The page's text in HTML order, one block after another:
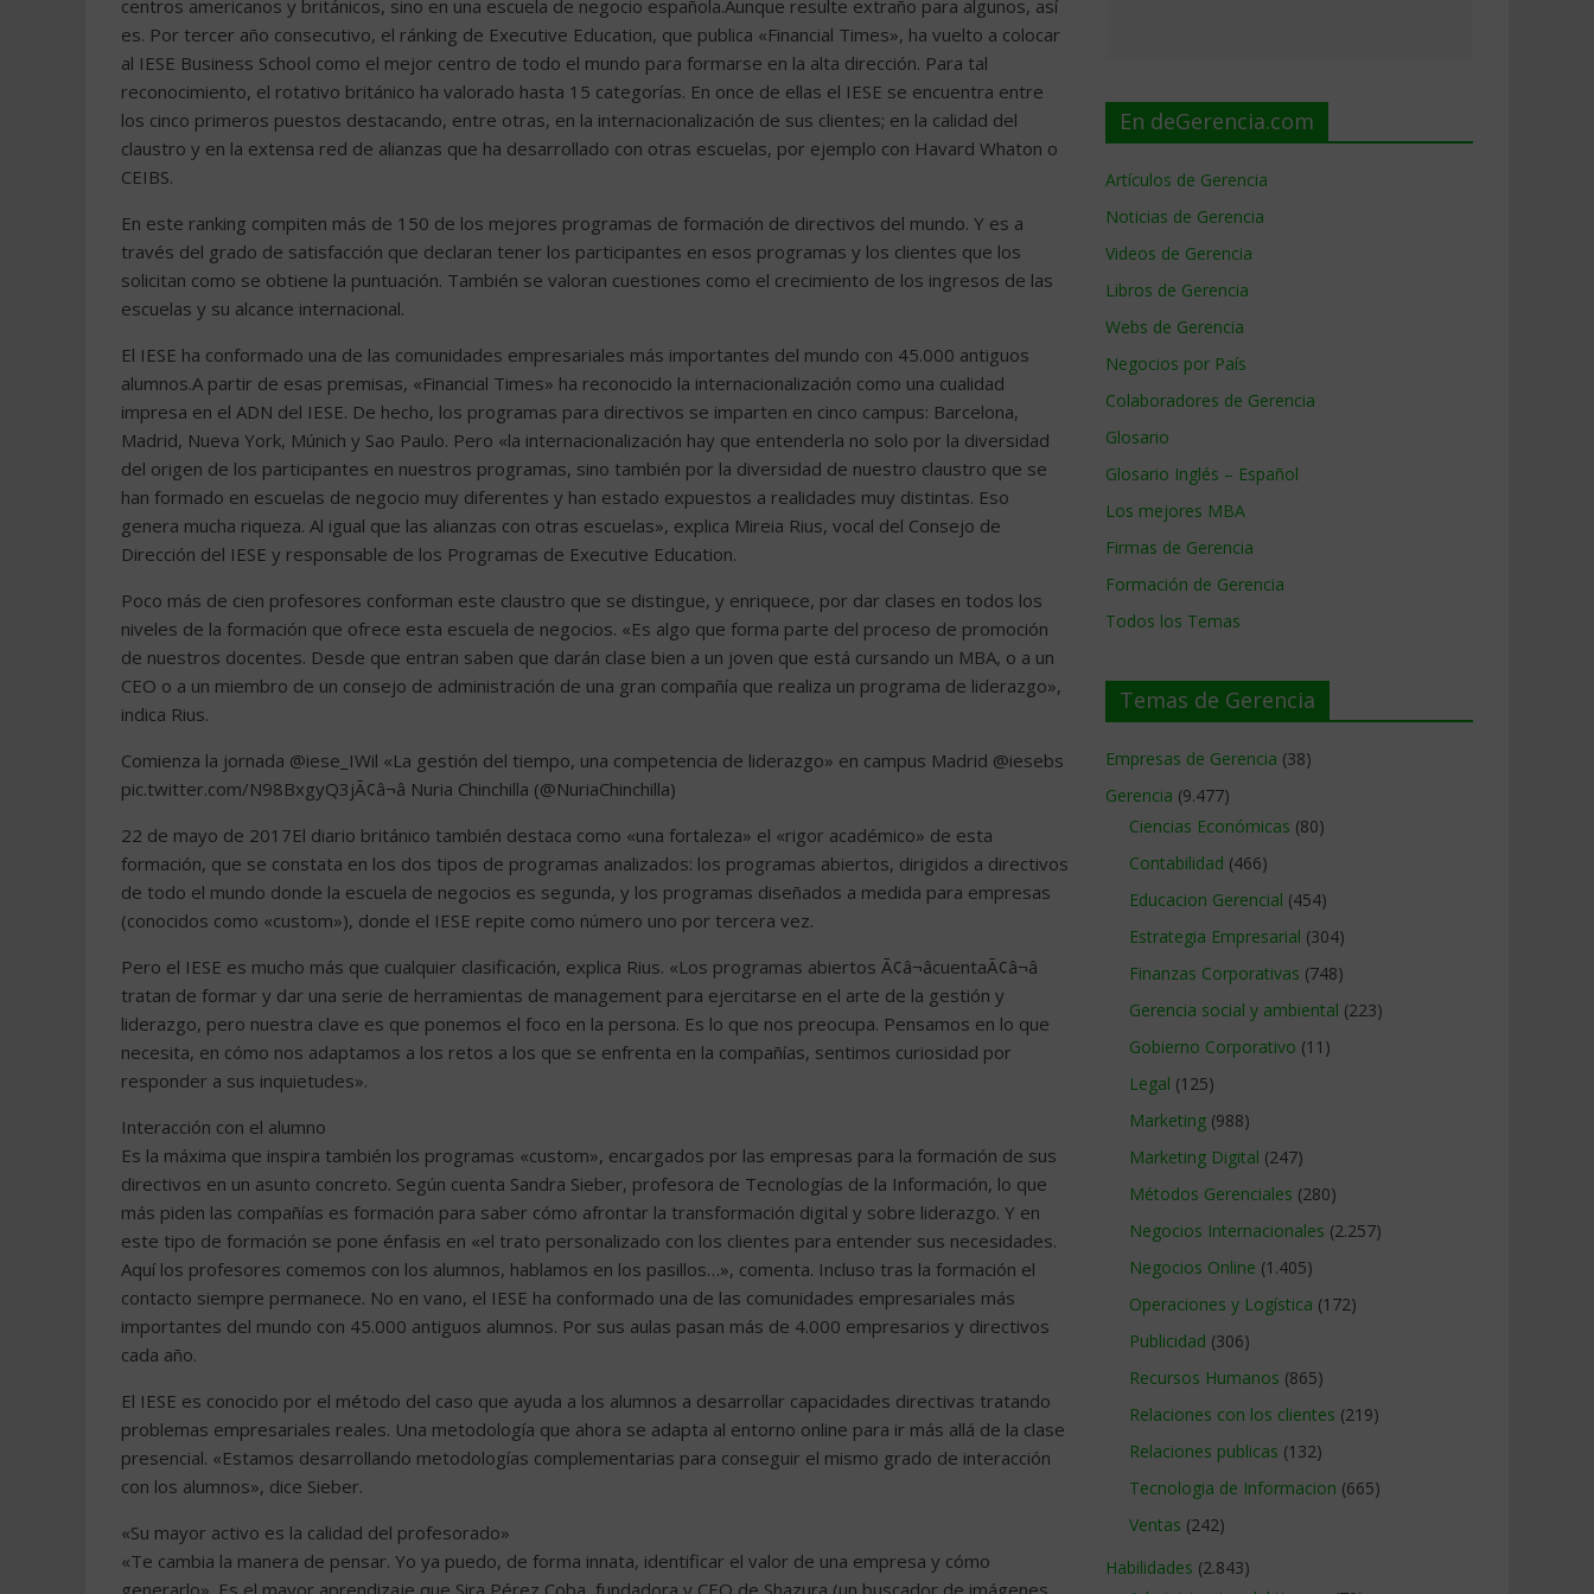
centros americanos y británicos, sino en una escuela de negocio española.Aunque resulte extraño para algunos, así
es. Por tercer año consecutivo, el ránking de Executive Education, que publica «Financial Times», ha vuelto a colocar
al IESE Business School como el mejor centro de todo el mundo para formarse en la alta dirección. Para tal
reconocimiento, el rotativo británico ha valorado hasta 15 categorías. En once de ellas el IESE se encuentra entre
los cinco primeros puestos destacando, entre otras, en la internacionalización de sus clientes; en la calidad del
claustro y en la extensa red de alianzas que ha desarrollado con otras escuelas, por ejemplo con Havard Whaton o
CEIBS.
En este ranking compiten más de 150 de los mejores programas de formación de directivos del mundo. Y es a
través del grado de satisfacción que declaran tener los participantes en esos programas y los clientes que los
solicitan como se obtiene la puntuación. También se valoran cuestiones como el crecimiento de los ingresos de las
escuelas y su alcance internacional.
El IESE ha conformado una de las comunidades empresariales más importantes del mundo con 45.000 antiguos
alumnos.A partir de esas premisas, «Financial Times» ha reconocido la internacionalización como una cualidad
impresa en el ADN del IESE. De hecho, los programas para directivos se imparten en cinco campus: Barcelona,
Madrid, Nueva York, Múnich y Sao Paulo. Pero «la internacionalización hay que entenderla no solo por la diversidad
del origen de los participantes en nuestros programas, sino también por la diversidad de nuestro claustro que se
han formado en escuelas de negocio muy diferentes y han estado expuestos a realidades muy distintas. Eso
genera mucha riqueza. Al igual que las alianzas con otras escuelas», explica Mireia Rius, vocal del Consejo de
Dirección del IESE y responsable de los Programas de Executive Education.
Poco más de cien profesores conforman este claustro que se distingue, y enriquece, por dar clases en todos los
niveles de la formación que ofrece esta escuela de negocios. «Es algo que forma parte del proceso de promoción
de nuestros docentes. Desde que entran saben que darán clase bien a un joven que está cursando un MBA, o a un
CEO o a un miembro de un consejo de administración de una gran compañía que realiza un programa de liderazgo»,
indica Rius.
Comienza la jornada @iese_IWil «La gestión del tiempo, una competencia de liderazgo» en campus Madrid @iesebs
pic.twitter.com/N98BxgyQ3jÃ¢â¬â Nuria Chinchilla (@NuriaChinchilla)
22 de mayo de 2017El diario británico también destaca como «una fortaleza» el «rigor académico» de esta
formación, que se constata en los dos tipos de programas analizados: los programas abiertos, dirigidos a directivos
de todo el mundo donde la escuela de negocios es segunda, y los programas diseñados a medida para empresas
(conocidos como «custom»), donde el IESE repite como número uno por tercera vez.
Pero el IESE es mucho más que cualquier clasificación, explica Rius. «Los programas abiertos Ã¢â¬âcuentaÃ¢â¬â
tratan de formar y dar una serie de herramientas de management para ejercitarse en el arte de la gestión y
liderazgo, pero nuestra clave es que ponemos el foco en la persona. Es lo que nos preocupa. Pensamos en lo que
necesita, en cómo nos adaptamos a los retos a los que se enfrenta en la compañías, sentimos curiosidad por
responder a sus inquietudes».
Interacción con el alumno
Es la máxima que inspira también los programas «custom», encargados por las empresas para la formación de sus
directivos en un asunto concreto. Según cuenta Sandra Sieber, profesora de Tecnologías de la Información, lo que
más piden las compañías es formación para saber cómo afrontar la transformación digital y sobre liderazgo. Y en
este tipo de formación se pone énfasis en «el trato personalizado con los clientes para entender sus necesidades.
Aquí los profesores comemos con los alumnos, hablamos en los pasillos…», comenta. Incluso tras la formación el
contacto siempre permanece. No en vano, el IESE ha conformado una de las comunidades empresariales más
importantes del mundo con 45.000 antiguos alumnos. Por sus aulas pasan más de 4.000 empresarios y directivos
cada año.
El IESE es conocido por el método del caso que ayuda a los alumnos a desarrollar capacidades directivas tratando
problemas empresariales reales. Una metodología que ahora se adapta al entorno online para ir más allá de la clase
presencial. «Estamos desarrollando metodologías complementarias para conseguir el mismo grado de interacción
con los alumnos», dice Sieber.
«Su mayor activo es la calidad del profesorado»
«Te cambia la manera de pensar. Yo ya puedo, de forma innata, identificar el valor de una empresa y cómo
generarlo». Es el mayor aprendizaje que Sira Pérez Coba, fundadora y CEO de Shazura (un buscador de imágenes
En deGerencia.com
Artículos de Gerencia
Noticias de Gerencia
Videos de Gerencia
Libros de Gerencia
Webs de Gerencia
Negocios por País
Colaboradores de Gerencia
Glosario
Glosario Inglés – Español
Los mejores MBA
Firmas de Gerencia
Formación de Gerencia
Todos los Temas
Temas de Gerencia
Empresas de Gerencia (38)
Gerencia (9.477)
Ciencias Económicas (80)
Contabilidad (466)
Educacion Gerencial (454)
Estrategia Empresarial (304)
Finanzas Corporativas (748)
Gerencia social y ambiental (223)
Gobierno Corporativo (11)
Legal (125)
Marketing (988)
Marketing Digital (247)
Métodos Gerenciales (280)
Negocios Internacionales (2.257)
Negocios Online (1.405)
Operaciones y Logística (172)
Publicidad (306)
Recursos Humanos (865)
Relaciones con los clientes (219)
Relaciones publicas (132)
Tecnologia de Informacion (665)
Ventas (242)
Habilidades (2.843)